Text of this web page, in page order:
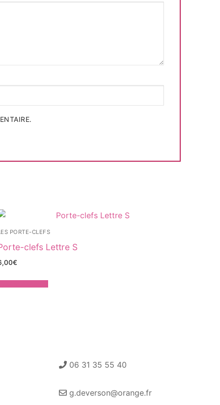
PORTE-CLEFS
clefs Lettre S
€
06 31 35 55 40
g.deverson@orange.fr